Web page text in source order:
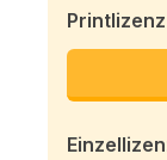
Printlizenz